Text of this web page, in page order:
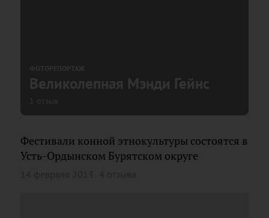
ФОТОРЕПОРТАЖ
Великолепная Мэнди Гейнс
1 отзыв
Фестивали конной этнокультуры состоятся в
Усть-Ордынском Бурятском округе